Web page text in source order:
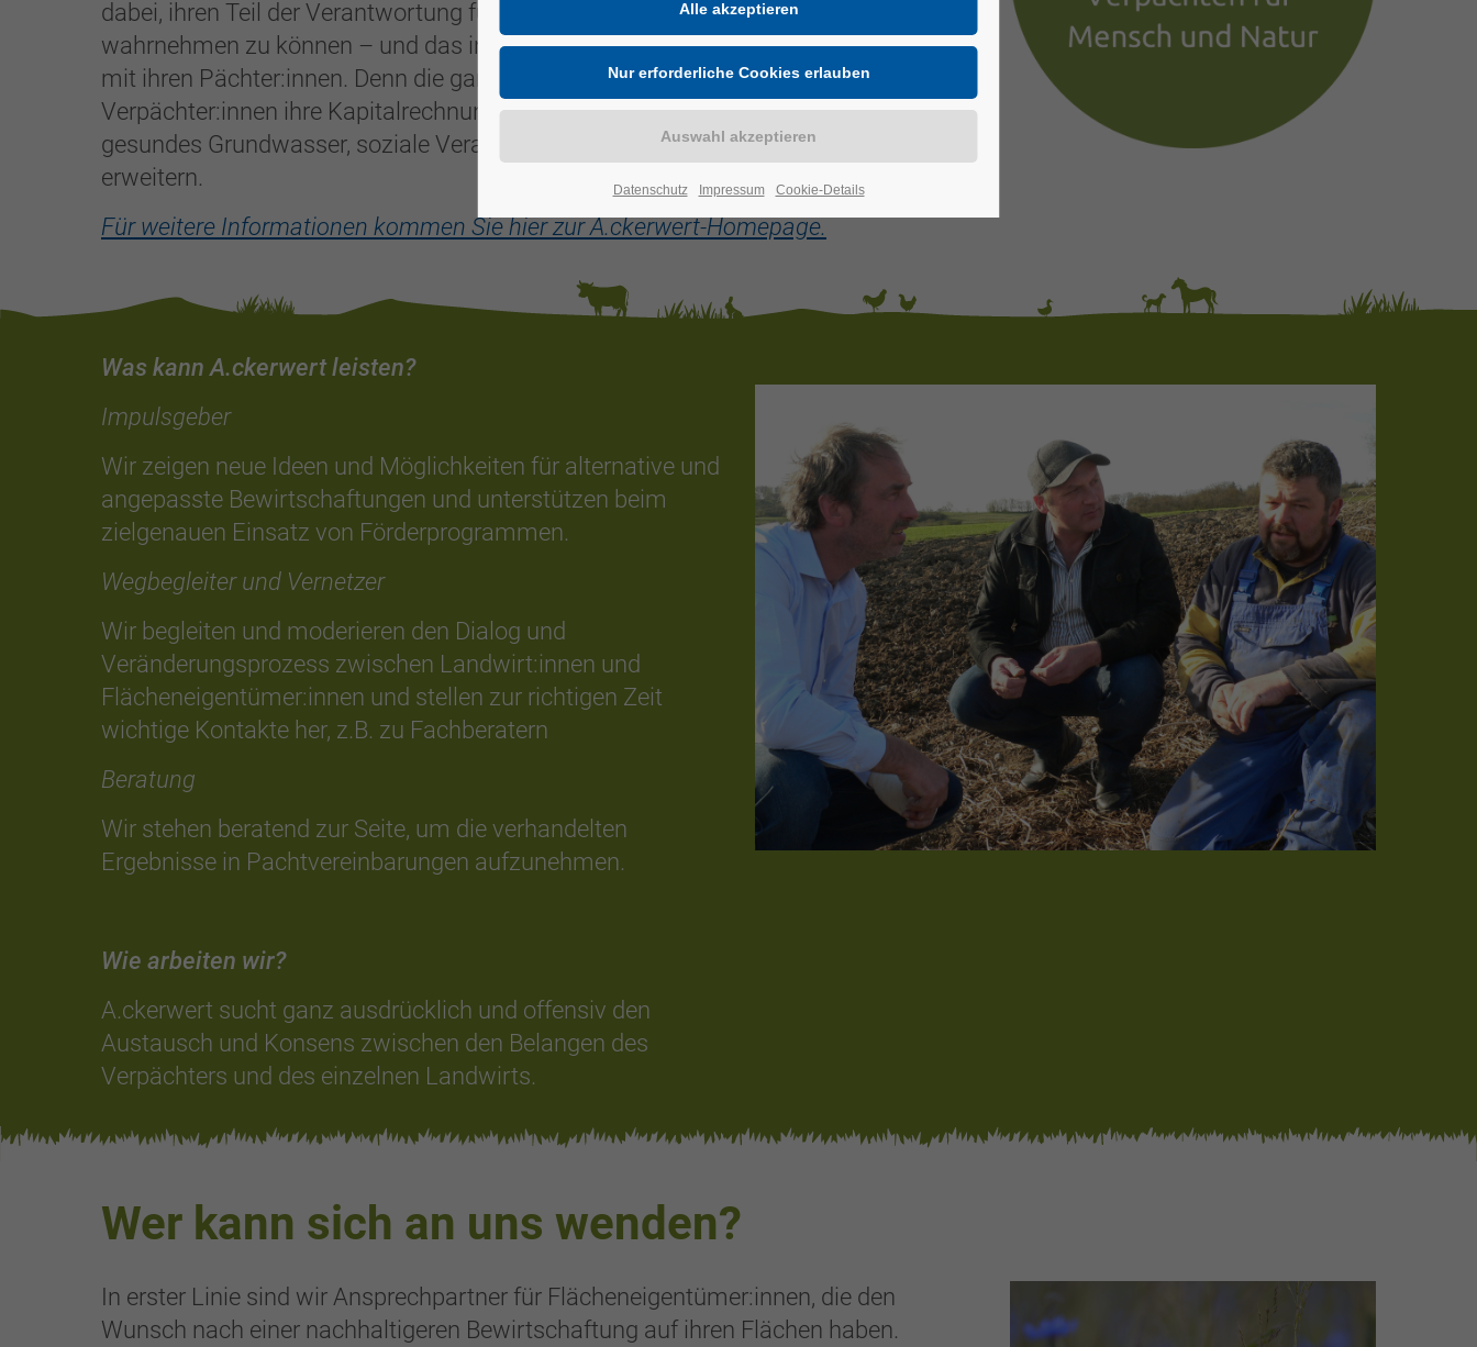
dabei, ihren Teil der Verantwortung für eine nachhaltige Landnutzung
wahrnehmen zu können – und das in direkter, echter und guter Kooperation
mit ihren Pächter:innen. Denn die ganze rechnung verändert sich, wenn
Verpächter:innen ihre Kapitalrechnung um Bodenfruchtbarkeit, Artenvielfalt,
gesundes Grundwasser, soziale Verantwortung und lebendige Beziehungen
erweitern.
Für weitere Informationen kommen Sie hier zur A.ckerwert-Homepage.
Was kann A.ckerwert leisten?
Impulsgeber
Wir zeigen neue Ideen und Möglichkeiten für alternative und
angepasste Bewirtschaftungen und unterstützen beim
zielgenauen Einsatz von Förderprogrammen.
Wegbegleiter und Vernetzer
Wir begleiten und moderieren den Dialog und
Veränderungsprozess zwischen Landwirt:innen und
Flächeneigentümer:innen und stellen zur richtigen Zeit
wichtige Kontakte her, z.B. zu Fachberatern
Beratung
Wir stehen beratend zur Seite, um die verhandelten
Ergebnisse in Pachtvereinbarungen aufzunehmen.
Wie arbeiten wir?
A.ckerwert sucht ganz ausdrücklich und offensiv den
Austausch und Konsens zwischen den Belangen des
Verpächters und des einzelnen Landwirts.
Wer kann sich an uns wenden?
In erster Linie sind wir Ansprechpartner für Flächeneigentümer:innen, die den
Wunsch nach einer nachhaltigeren Bewirtschaftung auf ihren Flächen haben.
Datenschutz Impressum Cookie-Details